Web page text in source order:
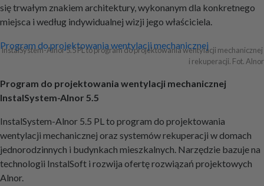
się trwałym znakiem architektury, wykonanym dla konkretnego
miejsca i według indywidualnej wizji jego właściciela.
Nawigacja
Program do projektowania wentylacji mechanicznej
InstalSystem-Alnor 5.5 PL to program do projektowania wentylacji mechanicznej
i rekuperacji. Fot. Alnor
Program do projektowania wentylacji mechanicznej
InstalSystem-Alnor 5.5
InstalSystem-Alnor 5.5 PL to program do projektowania
wentylacji mechanicznej oraz systemów rekuperacji w domach
jednorodzinnych i budynkach mieszkalnych. Narzędzie bazuje na
technologii InstalSoft i rozwija ofertę rozwiązań projektowych
Alnor.